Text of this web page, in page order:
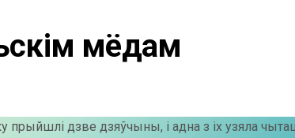
мёдам
прыйшлі дзве дзяўчыны, і адна з іх узяла